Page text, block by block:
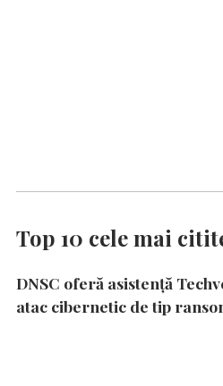
Top 10 cele mai
DNSC oferă asistență
atac cibernetic de tip